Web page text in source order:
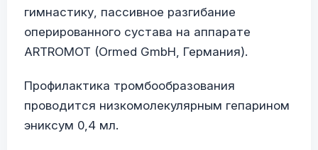
гимнастику, пассивное разгибание
оперированного сустава на аппарате
ARTROMOT (Ormed GmbH, Германия).
Профилактика тромбообразования
проводится низкомолекулярным гепарином
эниксум 0,4 мл.